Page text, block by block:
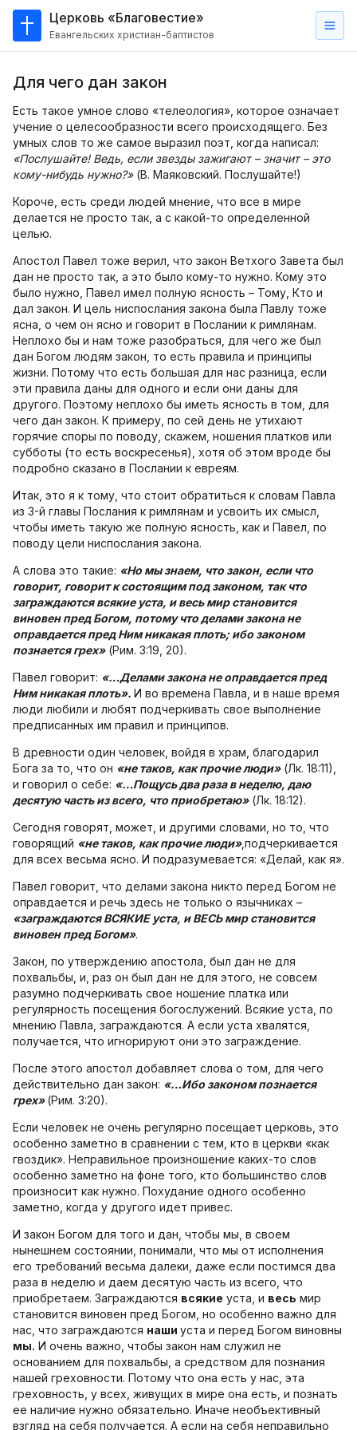
Церковь «Благовестие»
Евангельских христиан-баптистов
О
нас
Кто такие баптисты?
Мы на карте
Проповеди
Пасторское наставление
Проповеди
Серии проповедей
Трансляции
Хор
Прославление
Библия
Воскресная
школа
Фото Воскресной школы
Видео Воскресной школы
Фото
Видео
Архив
Пожертвования
Для чего дан закон
Есть такое умное слово «телеология», которое означает
учение о целесообразности всего происходящего. Без
умных слов то же самое выразил поэт, когда написал:
«Послушайте! Ведь, если звезды зажигают – значит – это
кому-нибудь нужно?»(В. Маяковский. Послушайте!)
Короче, есть среди людей мнение, что все в мире
делается не просто так, а с какой-то определенной
целью.
Апостол Павел тоже верил, что закон Ветхого Завета был
дан не просто так, а это было кому-то нужно. Кому это
было нужно, Павел имел полную ясность – Тому, Кто и
дал закон. И цель ниспослания закона была Павлу тоже
ясна, о чем он ясно и говорит в Послании к римлянам.
Неплохо бы и нам тоже разобраться, для чего же был
дан Богом людям закон, то есть правила и принципы
жизни. Потому что есть большая для нас разница, если
эти правила даны для одного и если они даны для
другого. Поэтому неплохо бы иметь ясность в том, для
чего дан закон. К примеру, по сей день не утихают
горячие споры по поводу, скажем, ношения платков или
субботы (то есть воскресенья), хотя об этом вроде бы
подробно сказано в Послании к евреям.
Итак, это я к тому, что стоит обратиться к словам Павла
из 3-й главы Послания к римлянам и усвоить их смысл,
чтобы иметь такую же полную ясность, как и Павел, по
поводу цели ниспослания закона.
А слова это такие: «Но мы знаем, что закон, если что
говорит, говорит к состоящим под законом, так что
заграждаются всякие уста, и весь мир становится
виновен пред Богом, потому что делами закона не
оправдается пред Ним никакая плоть; ибо законом
познается грех»(Рим. 3:19, 20).
Павел говорит: «…Делами закона не оправдается пред
Ним никакая плоть». И во времена Павла, и в наше время
люди любили и любят подчеркивать свое выполнение
предписанных им правил и принципов.
В древности один человек, войдя в храм, благодарил
Бога за то, что он «не таков, как прочие люди»(Лк. 18:11),
и говорил о себе: «…Пощусь два раза в неделю, даю
десятую часть из всего, что приобретаю»(Лк. 18:12).
Сегодня говорят, может, и другими словами, но то, что
говорящий «не таков, как прочие люди»,подчеркивается
для всех весьма ясно. И подразумевается: «Делай, как я».
Павел говорит, что делами закона никто перед Богом не
оправдается и речь здесь не только о язычниках –
«заграждаются ВСЯКИЕ уста, и ВЕСЬ мир становится
виновен пред Богом».
Закон, по утверждению апостола, был дан не для
похвальбы, и, раз он был дан не для этого, не совсем
разумно подчеркивать свое ношение платка или
регулярность посещения богослужений. Всякие уста, по
мнению Павла, заграждаются. А если уста хвалятся,
получается, что игнорируют они это заграждение.
После этого апостол добавляет слова о том, для чего
действительно дан закон: «…Ибо законом познается
грех»(Рим. 3:20).
Если человек не очень регулярно посещает церковь, это
особенно заметно в сравнении с тем, кто в церкви «как
гвоздик». Неправильное произношение каких-то слов
особенно заметно на фоне того, кто большинство слов
произносит как нужно. Похудание одного особенно
заметно, когда у другого идет привес.
И закон Богом для того и дан, чтобы мы, в своем
нынешнем состоянии, понимали, что мы от исполнения
его требований весьма далеки, даже если постимся два
раза в неделю и даем десятую часть из всего, что
приобретаем. Заграждаются всякие уста, и весь мир
становится виновен пред Богом, но особенно важно для
нас, что заграждаются наши уста и перед Богом виновны
мы. И очень важно, чтобы закон нам служил не
основанием для похвальбы, а средством для познания
нашей греховности. Потому что она есть у нас, эта
греховность, у всех, живущих в мире она есть, и познать
ее наличие нужно обязательно. Иначе необъективный
взгляд на себя получается. А если на себя неправильно